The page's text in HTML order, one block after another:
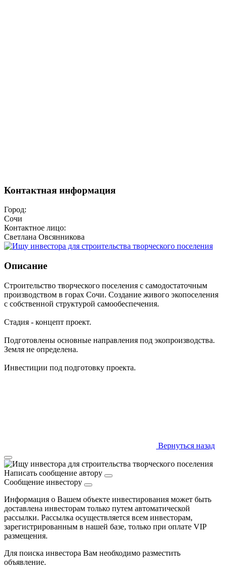
Контактная информация
Город:
Сочи
Контактное лицо:
Светлана Овсянникова
Описание
Строительство творческого поселения с самодостаточным
производством в горах Сочи. Создание живого экопоселения
с собственной структурой самообеспечения.
Стадия - концепт проект.
Подготовлены основные направления под экопроизводства.
Земля не определена.
Инвестиции под подготовку проекта.
Вернуться назад
Написать сообщение автору
Сообщение инвестору
Информация о Вашем объекте инвестирования может быть
доставлена инвесторам только путем автоматической
рассылки. Рассылка осуществляется всем инвесторам,
зарегистрированным в нашей базе, только при оплате VIP
размещения.
Для поиска инвестора Вам необходимо разместить
объявление.